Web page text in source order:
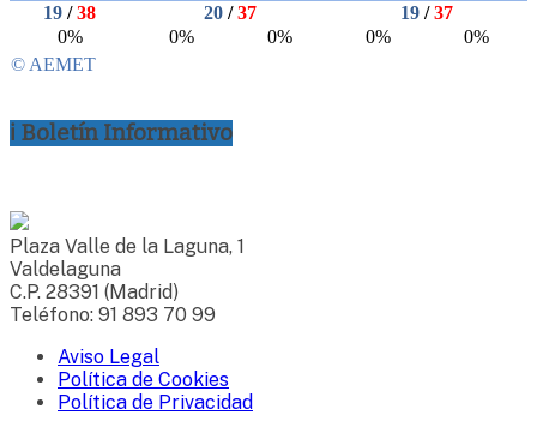
ℹ Boletín Informativo
Plaza Valle de la Laguna, 1
Valdelaguna
C.P. 28391 (Madrid)
Teléfono: 91 893 70 99
Aviso Legal
Política de Cookies
Política de Privacidad